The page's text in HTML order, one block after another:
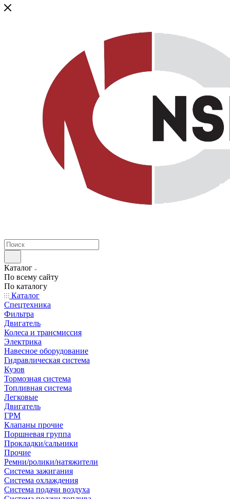
Каталог
По всему сайту
По каталогу
Каталог
Спецтехника
Фильтра
Двигатель
Колеса и трансмиссия
Электрика
Навесное оборудование
Гидравлическая система
Кузов
Тормозная система
Топливная система
Легковые
Двигатель
ГРМ
Клапаны прочие
Поршневая группа
Прокладки/сальники
Прочие
Ремни/ролики/натяжители
Система зажигания
Система охлаждения
Система подачи воздуха